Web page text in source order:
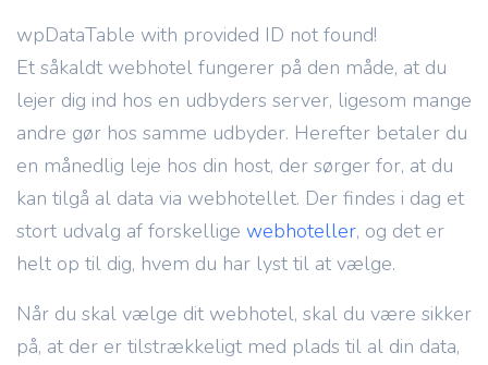
wpDataTable with provided ID not found!
Et såkaldt webhotel fungerer på den måde, at du
lejer dig ind hos en udbyders server, ligesom mange
andre gør hos samme udbyder. Herefter betaler du
en månedlig leje hos din host, der sørger for, at du
kan tilgå al data via webhotellet. Der findes i dag et
stort udvalg af forskellige webhoteller, og det er
helt op til dig, hvem du har lyst til at vælge.
Når du skal vælge dit webhotel, skal du være sikker
på, at der er tilstrækkeligt med plads til al din data,